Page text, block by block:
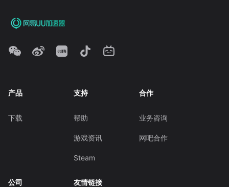
产品
下载
支持
帮助
游戏资讯
Steam
合作
业务咨询
网吧合作
公司 友情链接